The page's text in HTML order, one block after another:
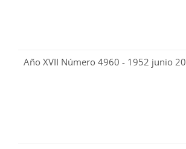
Año XVII Número 4960 - 1952 junio 20